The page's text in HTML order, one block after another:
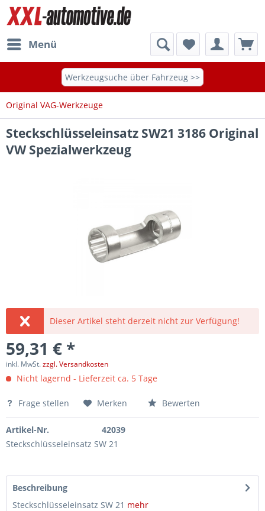
Menü
Werkzeugsuche über Fahrzeug >>
Original VAG-Werkzeuge
Steckschlüsseleinsatz SW21 3186 Original
VW Spezialwerkzeug
Dieser Artikel steht derzeit nicht zur Verfügung!
59,31 € *
inkl. MwSt.zzgl. Versandkosten
Nicht lagernd - Lieferzeit ca. 5 Tage
Frage stellen Merken Bewerten
Artikel-Nr.
42039
Steckschlüsseleinsatz SW 21
Beschreibung
Steckschlüsseleinsatz SW 21 mehr